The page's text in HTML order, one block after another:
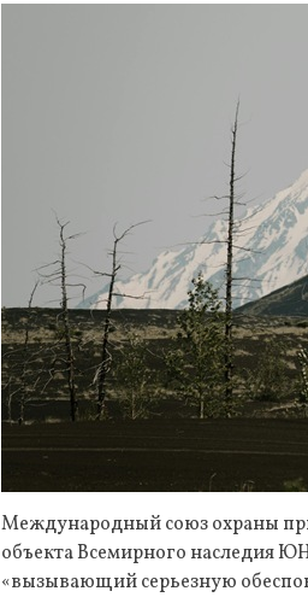
Международный союз охраны
объекта Всемирного наследия
«вызывающий серьезную